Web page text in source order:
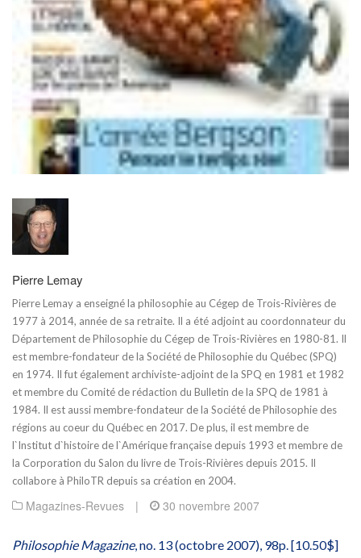
Pierre Lemay
Pierre Lemay a enseigné la philosophie au Cégep de Trois-Rivières de
1977 à 2014, année de sa retraite. Il a été adjoint au coordonnateur du
Département de Philosophie du Cégep de Trois-Rivières en 1980-81. Il
est membre-fondateur de la Société de Philosophie du Québec (SPQ)
en 1974. Il fut également archiviste-adjoint de la SPQ en 1981 et 1982
et membre du Comité de rédaction du Bulletin de la SPQ de 1981 à
1984. Il est aussi membre-fondateur de la Société de Philosophie des
régions au coeur du Québec en 2017. De plus, il est membre de
l`Institut d`histoire de l`Amérique française depuis 1993 et membre de
la Corporation du Salon du livre de Trois-Rivières depuis 2015. Il
collabore à PhiloTR depuis sa création en 2004.
Magazines-Revues | 30 novembre 2007
Philosophie Magazine, no. 13 (octobre 2007), 98p. [10.50$]